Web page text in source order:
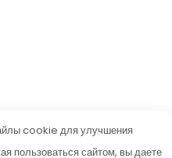
cookie для улучшения
пользоваться сайтом, вы даете